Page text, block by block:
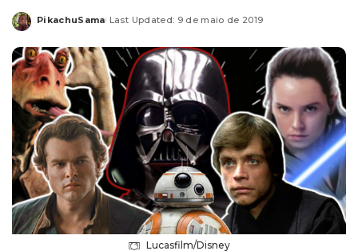
Posted
PikachuSama Last Updated: 9 de maio de 2019
Lucasfilm/Disney